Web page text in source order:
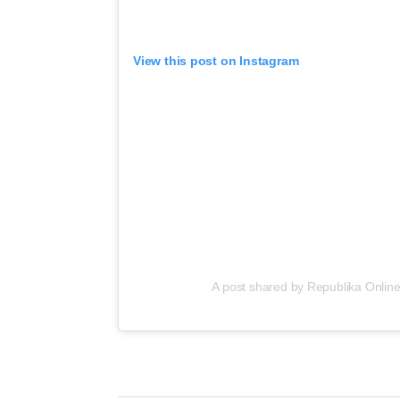
View this post on Instagram
A post shared by Republika